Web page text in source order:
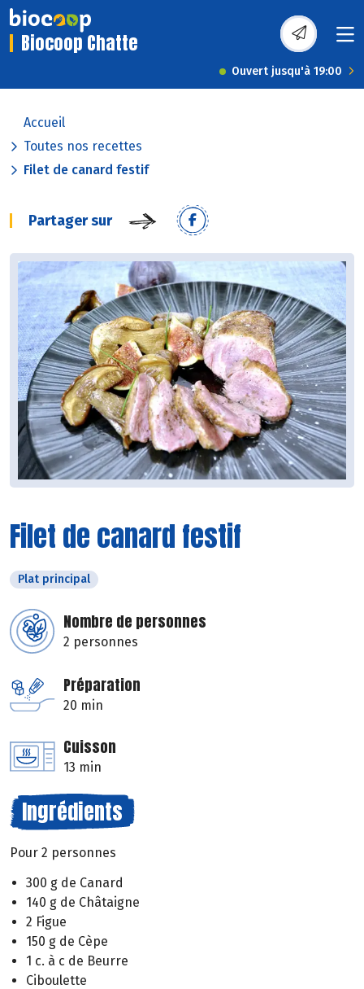
Biocoop Chatte
Ouvert jusqu'à 19:00
Accueil
Toutes nos recettes
Filet de canard festif
Partager sur
Filet de canard festif
Plat principal
Nombre de personnes
2 personnes
Préparation
20 min
Cuisson
13 min
Ingrédients
Pour 2 personnes
300 g de Canard
140 g de Châtaigne
2 Figue
150 g de Cèpe
1 c. à c de Beurre
Ciboulette